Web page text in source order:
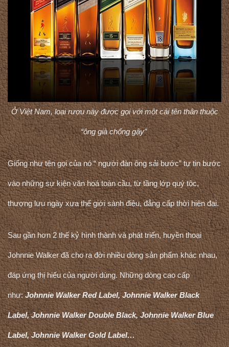
Ở Việt Nam, loại rượu này được gọi với một cái tên thân thuộc
“ông già chống gậy”
Giống như tên gọi của nó “ người đàn ông sải bước” tự tin bước
vào những sự kiện văn hoá toàn cầu, từ tầng lớp quý tộc,
thượng lưu ngày xưa thế giới sành điệu, đẳng cấp thời hiện đại.
Sau gần hơn 2 thế kỷ hình thành và phát triển, huyền thoại
Johnnie Walker đã cho ra đời nhiều dòng sản phẩm khác nhau,
đáp ứng thị hiếu của người dùng. Những dòng cao cấp
như:Johnnie Walker Red Label, Johnnie Walker Black
Label, Johnnie Walker Double Black, Johnnie Walker Blue
Label, Johnnie Walker Gold Label…